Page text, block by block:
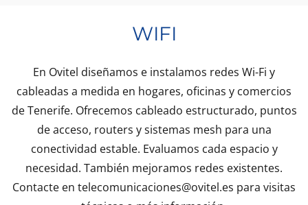
WIFI
En Ovitel diseñamos e instalamos redes Wi-Fi y
cableadas a medida en hogares, oficinas y comercios
de Tenerife. Ofrecemos cableado estructurado, puntos
de acceso, routers y sistemas mesh para una
conectividad estable. Evaluamos cada espacio y
necesidad. También mejoramos redes existentes.
Contacte en telecomunicaciones@ovitel.es para visitas